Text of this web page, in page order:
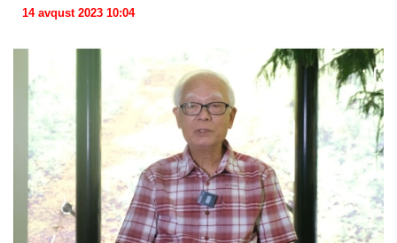
14 avqust 2023 10:04